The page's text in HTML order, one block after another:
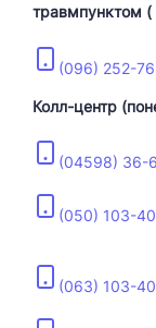
травмпунктом (
(096) 252-
Колл-центр
(04598) 36-
(050) 103-
(063) 103-